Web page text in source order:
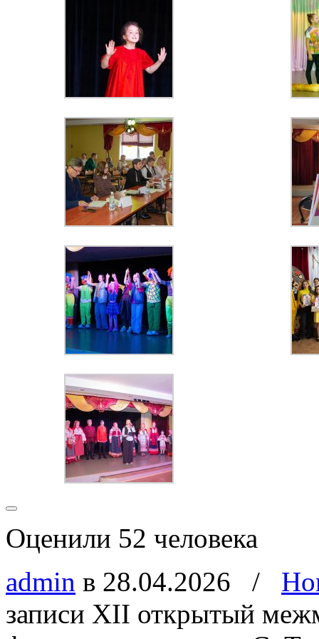
Оценили 52 человека
admin в 28.04.2026 /
записи XII открытый